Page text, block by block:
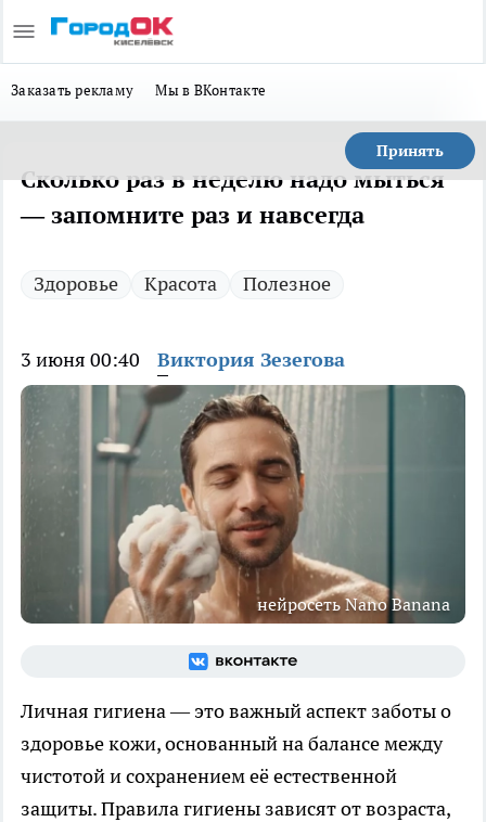
Заказать рекламу Мы в ВКонтакте
Принять
Сколько раз в неделю надо мыться
— запомните раз и навсегда
Здоровье Красота Полезное
3 июня 00:40 Виктория Зезегова
нейросеть Nano Banana
Личная гигиена — это важный аспект заботы о
здоровье кожи, основанный на балансе между
чистотой и сохранением её естественной
защиты. Правила гигиены зависят от возраста,